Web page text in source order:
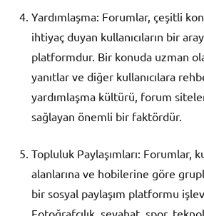
Yardımlaşma: Forumlar, çeşitli
ihtiyaç duyan kullanıcıların bir
platformdur. Bir konuda uzman
yanıtlar ve diğer kullanıcılara
yardımlaşma kültürü, forum
sağlayan önemli bir faktördür.
Topluluk Paylaşımları: Forumlar,
alanlarına ve hobilerine göre
bir sosyal paylaşım platformu